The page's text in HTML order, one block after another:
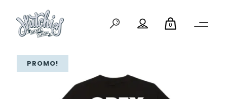
0
PROMO!